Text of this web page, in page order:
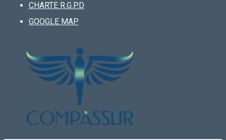
CHARTE R.G.P.D
GOOGLE MAP